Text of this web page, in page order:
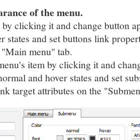
of the menu.
clicking it and change button
states and set buttons link
menu" tab.
item by clicking it and
and hover states and set
target attributes on the